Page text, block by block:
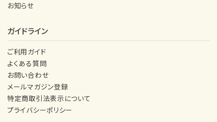
お知らせ
ガイドライン
ご利用ガイド
よくある質問
お問い合わせ
メールマガジン登録
特定商取引法表示について
プライバシーポリシー